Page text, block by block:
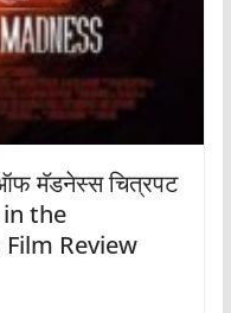
मॅडनेस्स चित्रपट
in the
Review